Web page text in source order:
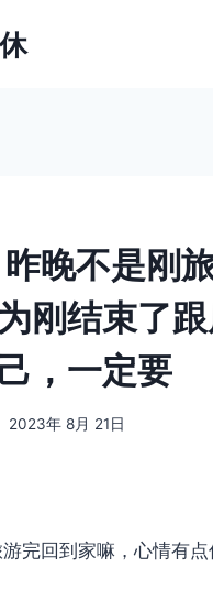
晚不是刚
刚结束了
，一定要
2023年 8月 21日
完回到家嘛，心情有